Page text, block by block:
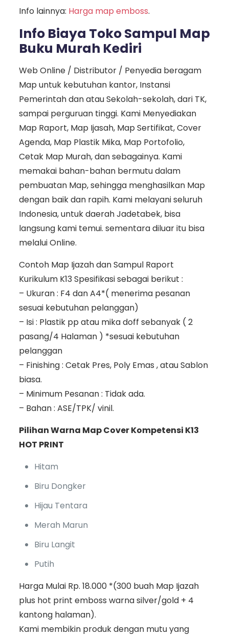
Info lainnya: Harga map emboss.
Info Biaya Toko Sampul Map
Buku Murah Kediri
Web Online / Distributor / Penyedia beragam
Map untuk kebutuhan kantor, Instansi
Pemerintah dan atau Sekolah-sekolah, dari TK,
sampai perguruan tinggi. Kami Menyediakan
Map Raport, Map Ijasah, Map Sertifikat, Cover
Agenda, Map Plastik Mika, Map Portofolio,
Cetak Map Murah, dan sebagainya. Kami
memakai bahan-bahan bermutu dalam
pembuatan Map, sehingga menghasilkan Map
dengan baik dan rapih. Kami melayani seluruh
Indonesia, untuk daerah Jadetabek, bisa
langsung kami temui. sementara diluar itu bisa
melalui Online.
Contoh Map Ijazah dan Sampul Raport
Kurikulum K13 Spesifikasi sebagai berikut :
– Ukuran : F4 dan A4*( menerima pesanan
sesuai kebutuhan pelanggan)
– Isi : Plastik pp atau mika doff sebanyak ( 2
pasang/4 Halaman ) *sesuai kebutuhan
pelanggan
– Finishing : Cetak Pres, Poly Emas , atau Sablon
biasa.
– Minimum Pesanan : Tidak ada.
– Bahan : ASE/TPK/ vinil.
Pilihan Warna Map Cover Kompetensi K13
HOT PRINT
Hitam
Biru Dongker
Hijau Tentara
Merah Marun
Biru Langit
Putih
Harga Mulai Rp. 18.000 *(300 buah Map Ijazah
plus hot print emboss warna silver/gold + 4
kantong halaman).
Kami membikin produk dengan mutu yang